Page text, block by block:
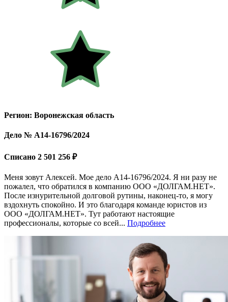
Регион: Воронежская область
Дело № А14-16796/2024
Списано 2 501 256 ₽
Меня зовут Алексей. Мое дело А14-16796/2024. Я ни разу не
пожалел, что обратился в компанию ООО «ДОЛГАМ.НЕТ».
После изнурительной долговой рутины, наконец-то, я могу
вздохнуть спокойно. И это благодаря команде юристов из
ООО «ДОЛГАМ.НЕТ». Тут работают настоящие
профессионалы, которые со всей... Подробнее